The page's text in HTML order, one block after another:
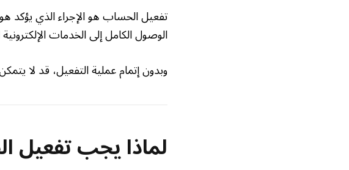
تفعيل الحساب هو الإجراء الذي
الوصول الكامل إلى الخدمات
وبدون إتمام عملية التفعيل، قد لا
لماذا يجب تفعيل